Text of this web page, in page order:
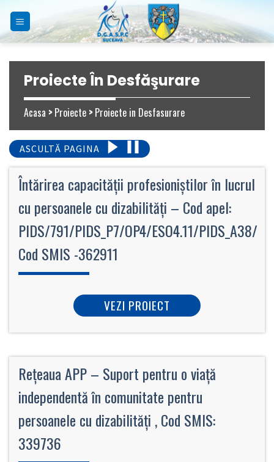
content
Proiecte În Desfăşurare
Acasa >Proiecte >Proiecte in Desfasurare
ASCULTĂ PAGINA
Întărirea capacității profesioniștilor în lucrul
cu persoanele cu dizabilități – Cod apel:
PIDS/791/PIDS_P7/OP4/ESO4.11/PIDS_A38/
Cod SMIS -362911
VEZI PROIECT
Rețeaua APP – Suport pentru o viață
independentă în comunitate pentru
persoanele cu dizabilități , Cod SMIS:
339736